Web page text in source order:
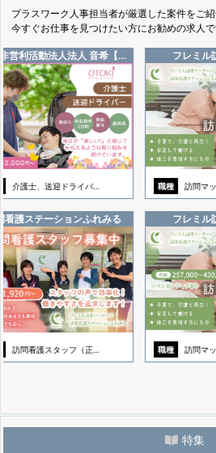
プラスワーク人事担当者が厳選した案件をご
今すぐお仕事を見つけたい方にお勧めの求人で
営利活動法人法人 音希【…
介護士、送迎ドライバ…
フレミル
職種 訪問マ
護ステーションふれみる
訪問看護スタッフ（正…
フレミル
職種 訪問マ
特集